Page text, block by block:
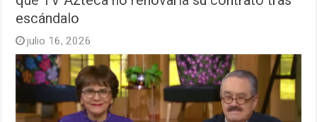
escándalo
julio 16, 2026